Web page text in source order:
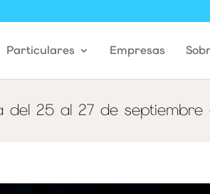
Particulares Empresas
25 al 27 de